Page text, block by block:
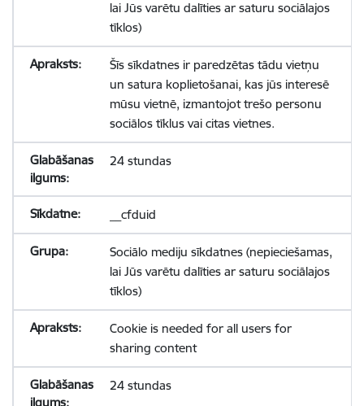
lai Jūs varētu dalīties ar saturu sociālajos
tīklos)
Šīs sīkdatnes ir paredzētas tādu vietņu
un satura koplietošanai, kas jūs interesē
mūsu vietnē, izmantojot trešo personu
sociālos tīklus vai citas vietnes.
24 stundas
__cfduid
Sociālo mediju sīkdatnes (nepieciešamas,
lai Jūs varētu dalīties ar saturu sociālajos
tīklos)
Cookie is needed for all users for
sharing content
24 stundas